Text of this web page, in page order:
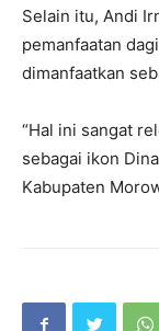
Selain itu, Andi
pemanfaatan
dimanfaatkan
“Hal ini sangat
sebagai ikon
Kabupaten